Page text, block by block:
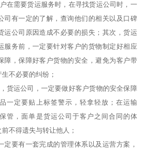
在需要货运服务时，在寻找货运公司时，一
司有一定的了解，查询他们的相关以及口碑
运公司原因造成不必要的损失；其次，货运
服务前，一定要针对客户的货物制定好相应
障，保障好客户货物的安全，避免为客户带
不必要的纠纷；
货运公司，一定要做好客户货物的安全保障
一定要贴上标签警示，轻拿轻放；在运输
管，面单是货运公司于客户之间合同的体
不得遗失与转让他人；
定要有一套完成的管理体系以及运营方案，